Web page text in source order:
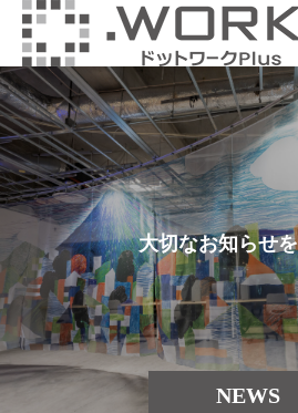
NEWS
大切なお知らせを